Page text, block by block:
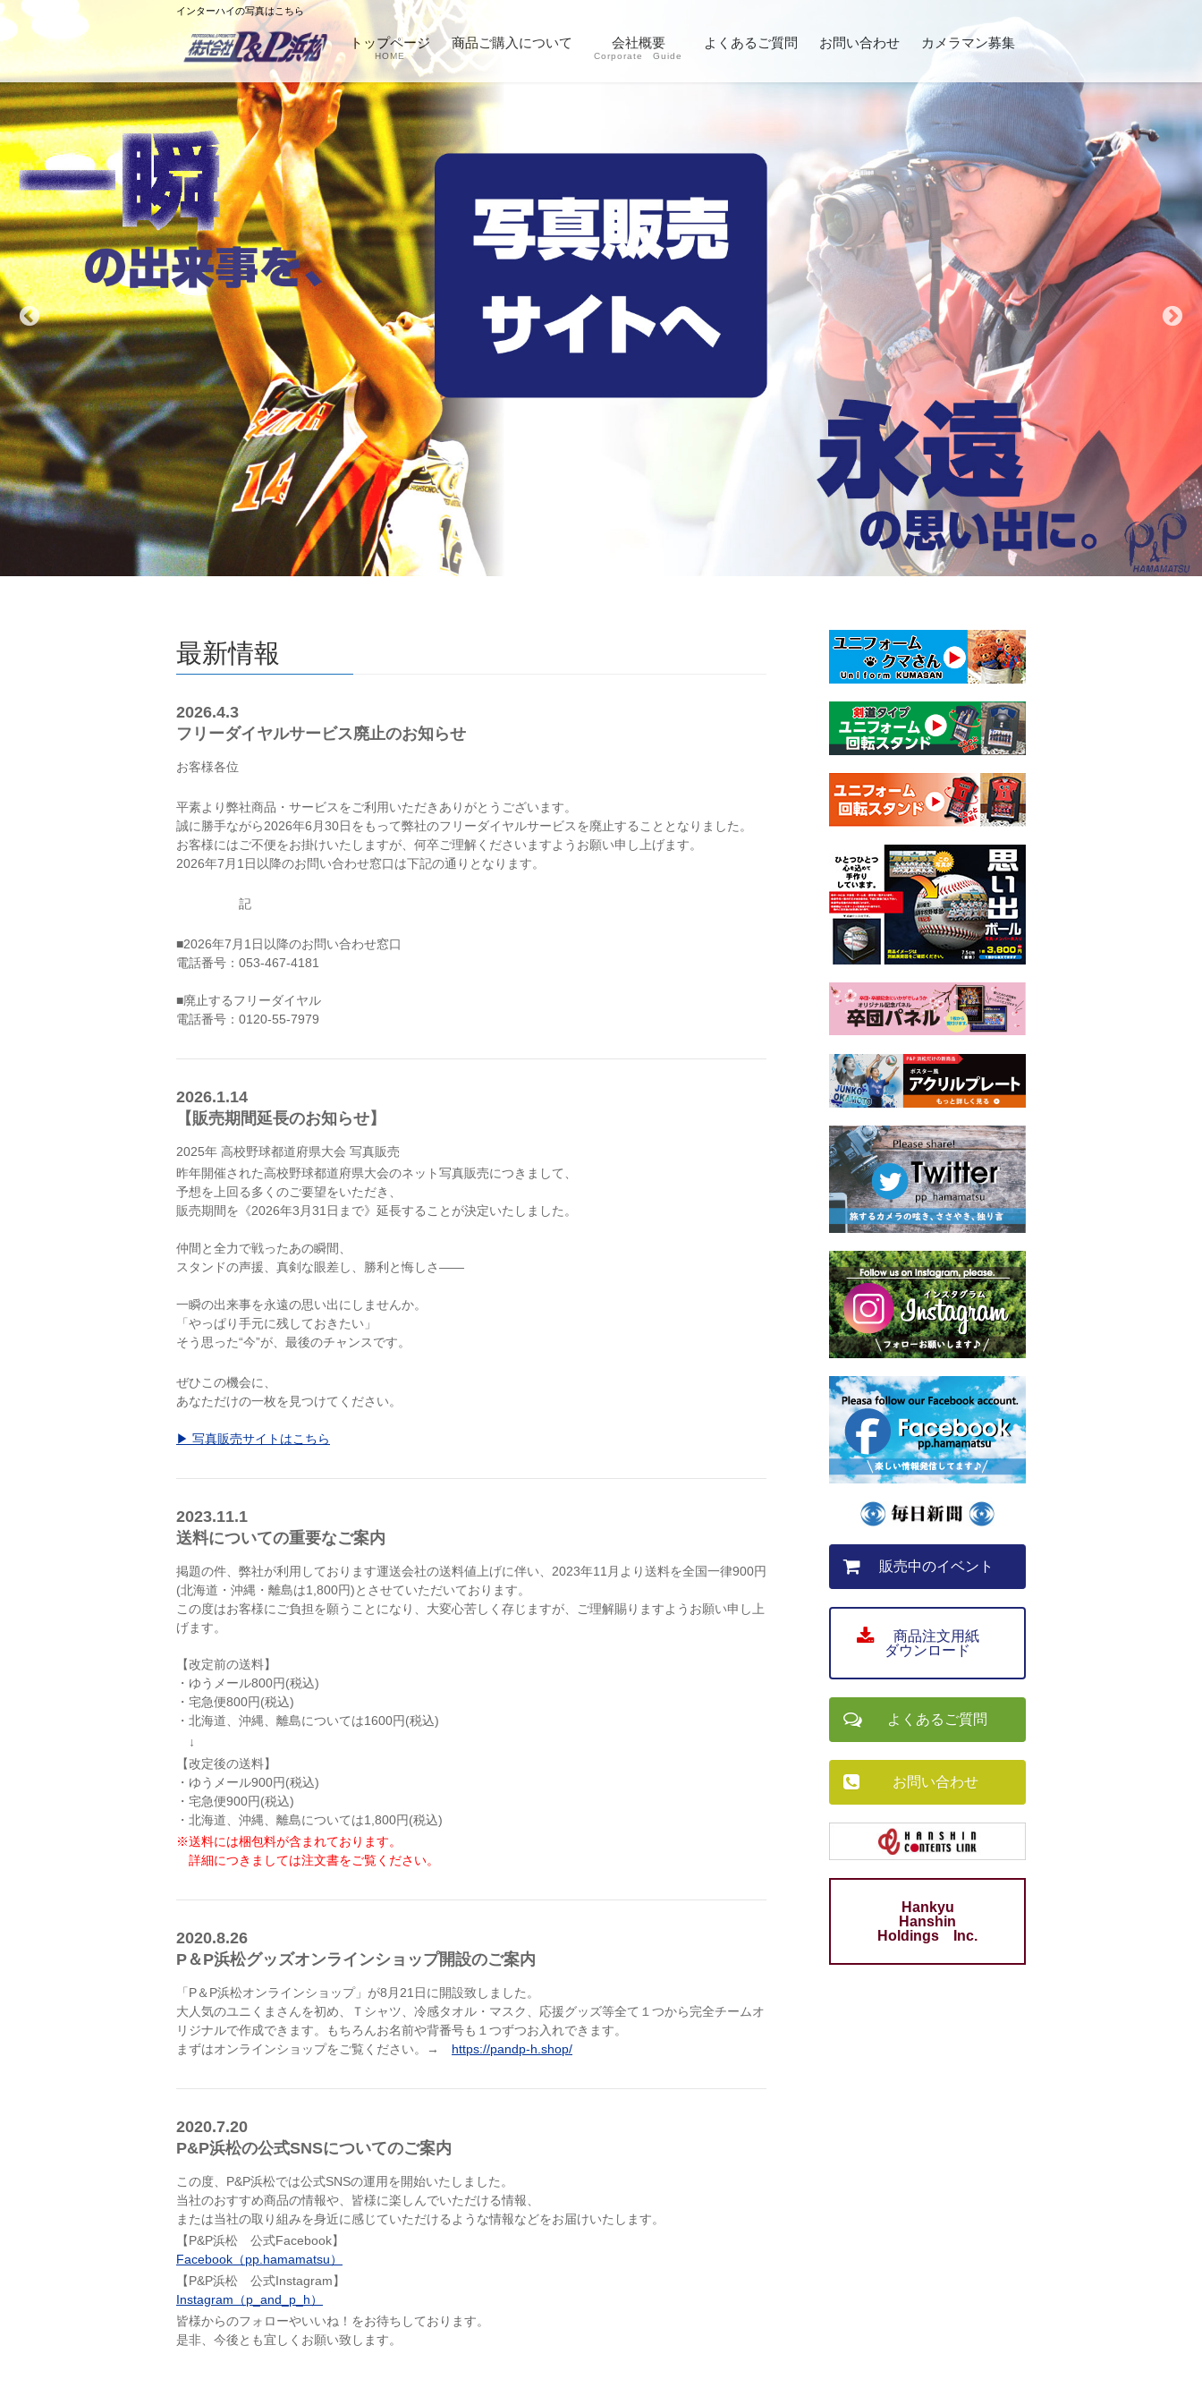
インターハイの写真はこちら
トップページ
HOME
商品ご購入について 会社概要
Corporate Guide
よくあるご質問 お問い合わせ カメラマン募集
最新情報
2026.4.3
フリーダイヤルサービス廃止のお知らせ
お客様各位
平素より弊社商品・サービスをご利用いただきありがとうございます。
誠に勝手ながら2026年6月30日をもって弊社のフリーダイヤルサービスを廃止することとなりました。
お客様にはご不便をお掛けいたしますが、何卒ご理解くださいますようお願い申し上げます。
2026年7月1日以降のお問い合わせ窓口は下記の通りとなります。
記
■2026年7月1日以降のお問い合わせ窓口
電話番号：053-467-4181
■廃止するフリーダイヤル
電話番号：0120-55-7979
2026.1.14
【販売期間延長のお知らせ】
2025年 高校野球都道府県大会 写真販売
昨年開催された高校野球都道府県大会のネット写真販売につきまして、
予想を上回る多くのご要望をいただき、
販売期間を《2026年3月31日まで》延長することが決定いたしました。
仲間と全力で戦ったあの瞬間、
スタンドの声援、真剣な眼差し、勝利と悔しさ——
一瞬の出来事を永遠の思い出にしませんか。
「やっぱり手元に残しておきたい」
そう思った“今”が、最後のチャンスです。
ぜひこの機会に、
あなただけの一枚を見つけてください。
▶ 写真販売サイトはこちら
2023.11.1
送料についての重要なご案内
掲題の件、弊社が利用しております運送会社の送料値上げに伴い、2023年11月より送料を全国一律900円
(北海道・沖縄・離島は1,800円)とさせていただいております。
この度はお客様にご負担を願うことになり、大変心苦しく存じますが、ご理解賜りますようお願い申し上
げます。
【改定前の送料】
・ゆうメール800円(税込)
・宅急便800円(税込)
・北海道、沖縄、離島については1600円(税込)
↓
【改定後の送料】
・ゆうメール900円(税込)
・宅急便900円(税込)
・北海道、沖縄、離島については1,800円(税込)
※送料には梱包料が含まれております。
詳細につきましては注文書をご覧ください。
2020.8.26
P＆P浜松グッズオンラインショップ開設のご案内
「P＆P浜松オンラインショップ」が8月21日に開設致しました。
大人気のユニくまさんを初め、Ｔシャツ、冷感タオル・マスク、応援グッズ等全て１つから完全チームオ
リジナルで作成できます。もちろんお名前や背番号も１つずつお入れできます。
まずはオンラインショップをご覧ください。→ https://pandp-h.shop/
2020.7.20
P&P浜松の公式SNSについてのご案内
この度、P&P浜松では公式SNSの運用を開始いたしました。
当社のおすすめ商品の情報や、皆様に楽しんでいただける情報、
または当社の取り組みを身近に感じていただけるような情報などをお届けいたします。
【P&P浜松 公式Facebook】
Facebook（pp.hamamatsu）
【P&P浜松 公式Instagram】
Instagram（p_and_p_h）
皆様からのフォローやいいね！をお待ちしております。
是非、今後とも宜しくお願い致します。
販売中のイベント
商品注文用紙
ダウンロード
よくあるご質問
お問い合わせ
Hankyu
Hanshin
Holdings Inc.